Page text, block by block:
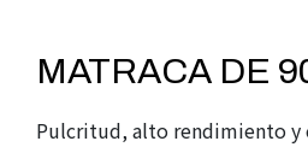
NOSOTROS
CONTACTO
MATRACA DE
Pulcritud, alto rendimiento y